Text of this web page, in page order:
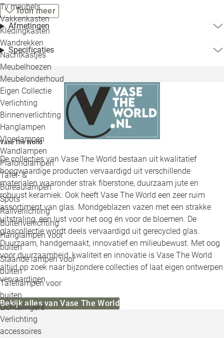
Tv meubels
Vakkenkasten
Kledingkasten
Wandrekken
Nachtkastjes
Meubelhoezen
Meubelonderhoud
Eigen Collectie
Verlichting
Binnenverlichting
Hanglampen
Vloerlampen
Wandlampen
Plafondlampen
Tafel- &
Bureaulampen
Spots
Railverlichting
Buitenverlichting
Hanglampen voor
buiten
Staande lampen voor
buiten
Tafellampen voor
buiten
Lichtslingers
Verlichting
accessoires
Toon meer
Afmetingen
Specificaties
Vase The World
De collecties van Vase The World bestaan uit kwalitatief
hoogwaardige producten vervaardigd uit verschillende
materialen waaronder strak fiberstone, duurzaam jute en
robuust keramiek. Ook heeft Vase The World een zeer ruim
assortiment van glas. Mondgeblazen vazen met een strakke
uitstraling, een lust voor het oog én voor de bloemen. De
glascollectie wordt deels vervaardigd uit gerecycled glas.
Duurzaam, handgemaakt, innovatief en milieubewust. Met oog
voor duurzaamheid, kwaliteit en innovatie is Vase The World
altijd op zoek naar bijzondere collecties of laat eigen ontwerpen
vervaardigen.
Bekijk alles van Vase The World